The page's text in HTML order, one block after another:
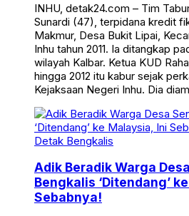
INHU, detak24.com – Tim
Sunardi (47), terpidana kredit
Makmur, Desa Bukit Lipai,
Inhu tahun 2011. Ia ditangkap
wilayah Kalbar. Ketua KUD
hingga 2012 itu kabur sejak
Kejaksaan Negeri Inhu. Dia
Detak Bengkalis
Adik Beradik Warga
Bengkalis ‘Ditendang’
Sebabnya!